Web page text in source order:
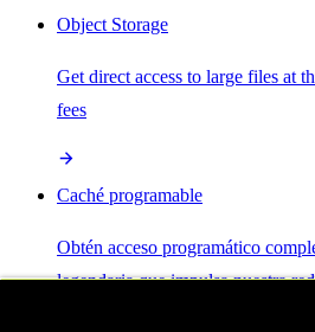
Object Storage
Get direct access to large files at
fees
Caché programable
Obtén acceso programático
legendaria que impulsa nuestra